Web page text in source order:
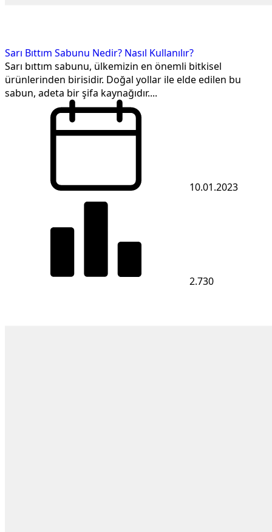
Sarı Bıttım Sabunu Nedir? Nasıl Kullanılır?
Sarı bıttım sabunu, ülkemizin en önemli bitkisel
ürünlerinden birisidir. Doğal yollar ile elde edilen bu
sabun, adeta bir şifa kaynağıdır....
10.01.2023
2.730